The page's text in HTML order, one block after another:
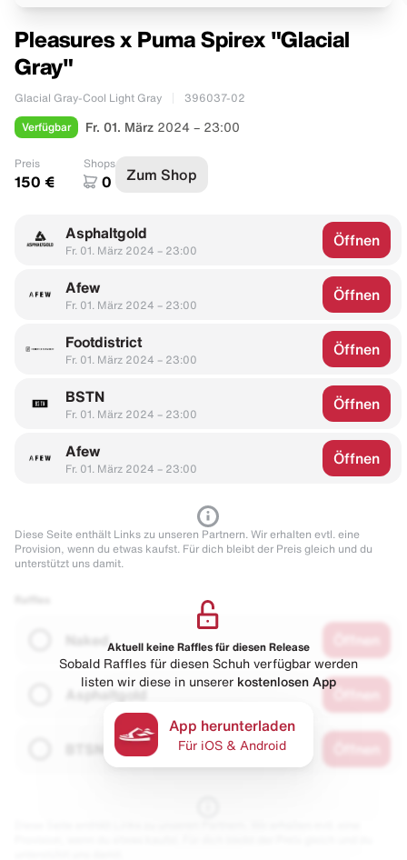
Pleasures x Puma Spirex "Glacial
Gray"
Glacial Gray-Cool Light Gray 396037-02
Verfügbar Fr. 01. März 2024 – 23:00
Preis
150 €
Shops
0 Zum Shop
Asphaltgold
Fr. 01. März 2024 – 23:00
Öffnen
Afew
Fr. 01. März 2024 – 23:00
Öffnen
Footdistrict
Fr. 01. März 2024 – 23:00
Öffnen
BSTN
Fr. 01. März 2024 – 23:00
Öffnen
Afew
Fr. 01. März 2024 – 23:00
Öffnen
Diese Seite enthält Links zu unseren Partnern. Wir erhalten evtl. eine
Provision, wenn du etwas kaufst. Für dich bleibt der Preis gleich und du
unterstützt uns damit.
Naked
Asphaltgold
Aktuell keine Raffles für diesen Release
Sobald Raffles für diesen Schuh verfügbar werden
listen wir diese in unserer kostenlosen App
App herunterladen
Für iOS & Android